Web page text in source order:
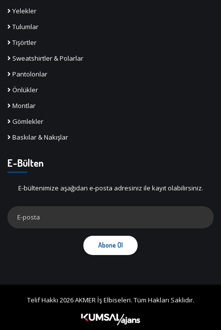
Yelekler
Tulumlar
Tişörtler
Sweatshirtler & Polarlar
Pantolonlar
Önlükler
Montlar
Gömlekler
Baskılar & Nakışlar
E-Bülten
E-bültenimize aşağıdan e-posta adresiniz ile kayıt olabilirsiniz.
Abone Ol
Telif Hakkı 2026 AKMER İş Elbiseleri. Tüm Hakları Saklıdır.